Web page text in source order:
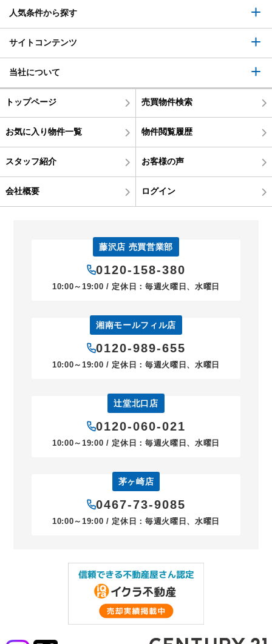
人気条件から探す
サイトコンテンツ
当社について
トップページ 売買物件検索
お気に入り物件一覧 物件閲覧履歴
スタッフ紹介 お客様の声
会社概要 ログイン
藤沢店 売買営業部
0120-158-380
10:00～19:00 / 定休日：毎週火曜日、水曜日
湘南モールフィル店
0120-989-655
10:00～19:00 / 定休日：毎週火曜日、水曜日
辻堂北口店
0120-060-021
10:00～19:00 / 定休日：毎週火曜日、水曜日
茅ヶ崎店
0467-73-9085
10:00～19:00 / 定休日：毎週火曜日、水曜日